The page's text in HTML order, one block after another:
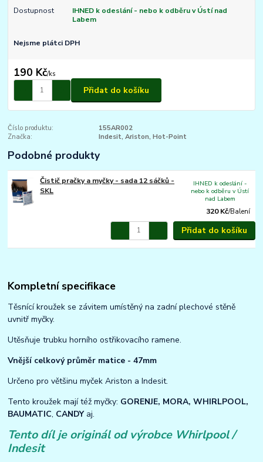
Dostupnost
IHNED k odeslání - nebo k odběru v Ústí nad
Labem
Nejsme plátci DPH
190 Kč/ks
Přidat do košíku
Číslo produktu:
155AR002
Značka:
Indesit, Ariston, Hot-Point
Podobné produkty
Čistič pračky a myčky - sada 12 sáčků -
SKL
320 Kč/Balení
IHNED k odeslání -
nebo k odběru v Ústí
nad Labem
Přidat do košíku
Kompletní specifikace
Těsnící kroužek se závitem umístěný na zadní plechové stěně
uvnitř myčky.
Utěsňuje trubku horního ostřikovacího ramene.
Vnější celkový průměr matice - 47mm
Určeno pro většinu myček Ariston a Indesit.
Tento kroužek mají též myčky: GORENJE, MORA, WHIRLPOOL,
BAUMATIC, CANDYaj.
Tento díl je originál od výrobce Whirlpool /
Indesit